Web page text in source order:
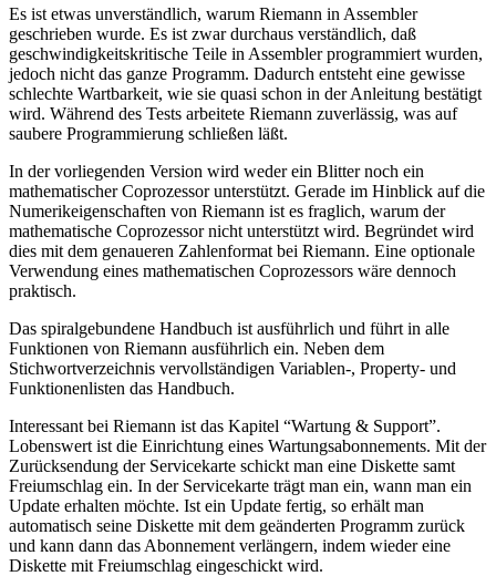
Es ist etwas unverständlich, warum Riemann in Assembler
geschrieben wurde. Es ist zwar durchaus verständlich, daß
geschwindigkeitskritische Teile in Assembler programmiert wurden,
jedoch nicht das ganze Programm. Dadurch entsteht eine gewisse
schlechte Wartbarkeit, wie sie quasi schon in der Anleitung bestätigt
wird. Während des Tests arbeitete Riemann zuverlässig, was auf
saubere Programmierung schließen läßt.
In der vorliegenden Version wird weder ein Blitter noch ein
mathematischer Coprozessor unterstützt. Gerade im Hinblick auf die
Numerikeigenschaften von Riemann ist es fraglich, warum der
mathematische Coprozessor nicht unterstützt wird. Begründet wird
dies mit dem genaueren Zahlenformat bei Riemann. Eine optionale
Verwendung eines mathematischen Coprozessors wäre dennoch
praktisch.
Das spiralgebundene Handbuch ist ausführlich und führt in alle
Funktionen von Riemann ausführlich ein. Neben dem
Stichwortverzeichnis vervollständigen Variablen-, Property- und
Funktionenlisten das Handbuch.
Interessant bei Riemann ist das Kapitel “Wartung & Support”.
Lobenswert ist die Einrichtung eines Wartungsabonnements. Mit der
Zurücksendung der Servicekarte schickt man eine Diskette samt
Freiumschlag ein. In der Servicekarte trägt man ein, wann man ein
Update erhalten möchte. Ist ein Update fertig, so erhält man
automatisch seine Diskette mit dem geänderten Programm zurück
und kann dann das Abonnement verlängern, indem wieder eine
Diskette mit Freiumschlag eingeschickt wird.